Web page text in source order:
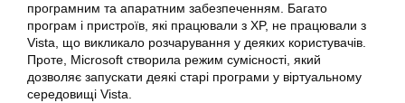
програмним та апаратним забезпеченням. Багато
програм і пристроїв, які працювали з XP, не працювали з
Vista, що викликало розчарування у деяких користувачів.
Проте, Microsoft створила режим сумісності, який
дозволяє запускати деякі старі програми у віртуальному
середовищі Vista.